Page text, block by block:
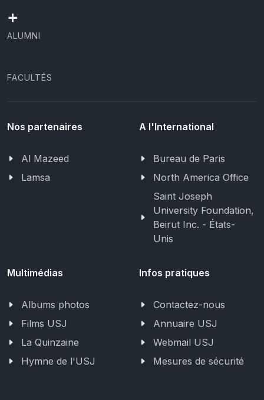
+
ALUMNI
FACULTÉS
Nos partenaires
Al Mazeed
Lamsa
A l'International
Bureau de Paris
North America Office
Saint Joseph
University Foundation,
Beirut Inc. - États-
Unis
Multimédias
Albums photos
Films USJ
La Quinzaine
Hymne de l'USJ
Infos pratiques
Contactez-nous
Annuaire USJ
Webmail USJ
Mesures de sécurité